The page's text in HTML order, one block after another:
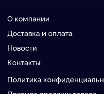
О компании
Доставка и оплата
Новости
Контакты
Политика